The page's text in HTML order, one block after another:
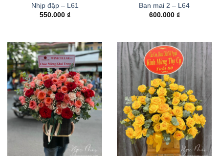
Nhịp đập – L61
550.000 ₫
Ban mai 2 – L64
600.000 ₫